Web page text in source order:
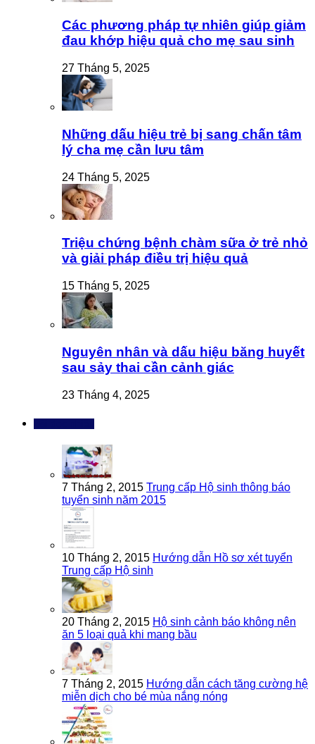
Các phương pháp tự nhiên giúp giảm
đau khớp hiệu quả cho mẹ sau sinh
27 Tháng 5, 2025
Những dấu hiệu trẻ bị sang chấn tâm
lý cha mẹ cần lưu tâm
24 Tháng 5, 2025
Triệu chứng bệnh chàm sữa ở trẻ nhỏ
và giải pháp điều trị hiệu quả
15 Tháng 5, 2025
Nguyên nhân và dấu hiệu băng huyết
sau sảy thai cần cảnh giác
23 Tháng 4, 2025
7 Tháng 2, 2015 Trung cấp Hộ sinh thông báo
tuyển sinh năm 2015
10 Tháng 2, 2015 Hướng dẫn Hồ sơ xét tuyển
Trung cấp Hộ sinh
20 Tháng 2, 2015 Hộ sinh cảnh báo không nên
ăn 5 loại quả khi mang bầu
7 Tháng 2, 2015 Hướng dẫn cách tăng cường hệ
miễn dịch cho bé mùa nắng nóng